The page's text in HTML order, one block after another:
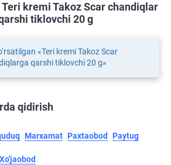
Teri kremi Takoz Scar chandiqlar
tiklovchi 20 g
«Teri kremi Takoz Scar
qarshi tiklovchi 20 g»
qidirish
Marxamat Paxtaobod Paytug
Xo'jaobod